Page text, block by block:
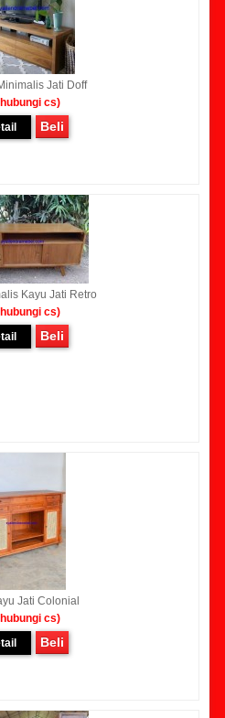
Jati Doff
cs)
Beli
Kayu Jati Retro
cs)
Beli
Jati Colonial
cs)
Beli